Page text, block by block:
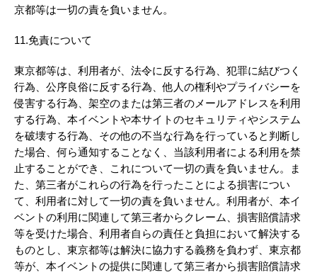
京都等は一切の責を負いません。
11.免責について
東京都等は、利用者が、法令に反する行為、犯罪に結びつく
行為、公序良俗に反する行為、他人の権利やプライバシーを
侵害する行為、架空のまたは第三者のメールアドレスを利用
する行為、本イベントや本サイトのセキュリティやシステム
を破壊する行為、その他の不当な行為を行っていると判断し
た場合、何ら通知することなく、当該利用者による利用を禁
止することができ、これについて一切の責を負いません。ま
た、第三者がこれらの行為を行ったことによる損害につい
て、利用者に対して一切の責を負いません。利用者が、本イ
ベントの利用に関連して第三者からクレーム、損害賠償請求
等を受けた場合、利用者自らの責任と負担において解決する
ものとし、東京都等は解決に協力する義務を負わず、東京都
等が、本イベントの提供に関連して第三者から損害賠償請求